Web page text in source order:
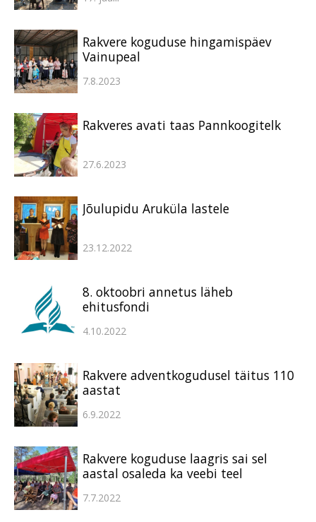
Rakvere koguduse hingamispäev
Vainupeal
7.8.2023
Rakveres avati taas Pannkoogitelk
27.6.2023
Jõulupidu Aruküla lastele
23.12.2022
8. oktoobri annetus läheb
ehitusfondi
4.10.2022
Rakvere adventkogudusel täitus 110
aastat
6.9.2022
Rakvere koguduse laagris sai sel
aastal osaleda ka veebi teel
7.7.2022